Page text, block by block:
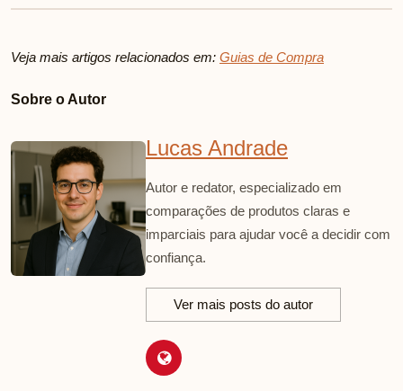
Veja mais artigos relacionados em: Guias de Compra
Sobre o Autor
Lucas Andrade
Autor e redator, especializado em
comparações de produtos claras e
imparciais para ajudar você a decidir com
confiança.
Ver mais posts do autor